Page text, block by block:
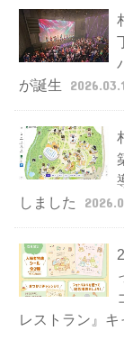
が誕生
しました
レストラン』キ